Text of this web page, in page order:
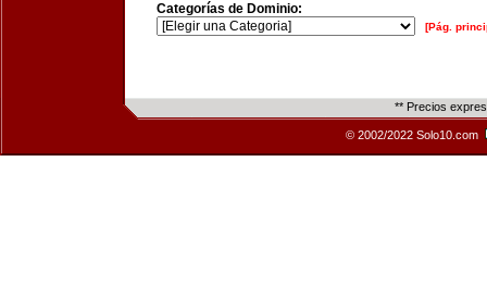
Categorías de Dominio:
[Pág.
** Precios
© 2002/2022 Solo10.com